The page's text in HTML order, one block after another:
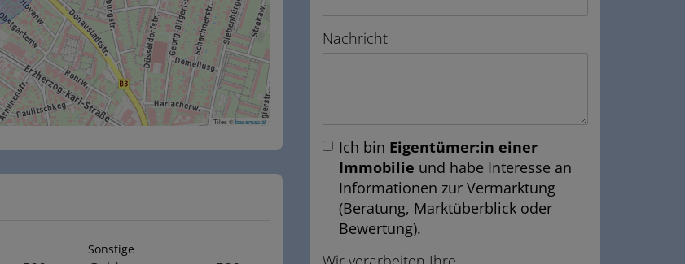
Tiles ©basemap.at
Sonstige
Nachricht
Ich bin Eigentümer:in einer
Immobilie und habe Interesse an
Informationen zur Vermarktung
(Beratung, Marktüberblick oder
Bewertung).